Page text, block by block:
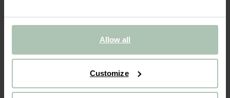
Allow all
Customize
Garantie CBW